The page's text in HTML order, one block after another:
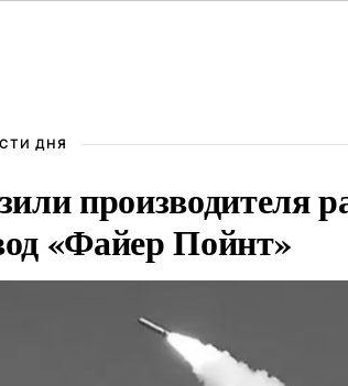
ДНЯ
производителя
«Файер Пойнт»